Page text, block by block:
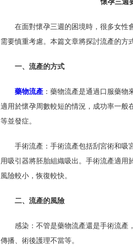
懷孕三週
在面對懷孕三週的困境時，很多女性
需要慎重考慮。本篇文章將探討流產的方
一、流產的方式
藥物流產：藥物流產是通過口服藥物
適用於懷孕周數較短的情況，成功率一般
等並發症。
手術流產：手術流產包括刮宮術和吸
用吸引器將胚胎組織吸出。手術流產適用
風險較小，恢復較快。
二、流產的風險
感染：不管是藥物流產還是手術流產
傳播、術後護理不當等。